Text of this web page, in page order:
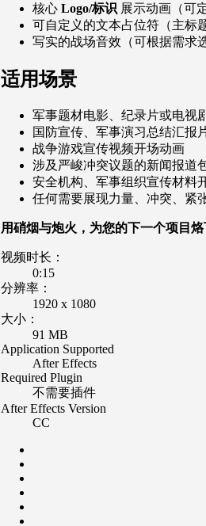
核心 Logo/标识 展示动画（可
可自定义的文本占位符（主标
写实的战场音效（可根据需求
适用场景
军事题材电影、纪录片或电视
国防宣传、军事演习总结汇报
战争游戏宣传视频开场动画
涉及严峻冲突议题的新闻报道
安全机构、军事组织宣传材料
任何需要展现力量、冲突、紧
用硝烟与炮火，为您的下一个项目烙
视频时长：
0:15
分辨率：
1920 x 1080
大小：
91 MB
Application Supported
After Effects
Required Plugin
不需要插件
After Effects Version
CC